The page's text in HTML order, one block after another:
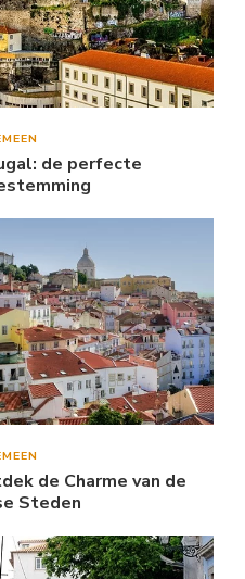
de perfecte
de Charme van de
Steden